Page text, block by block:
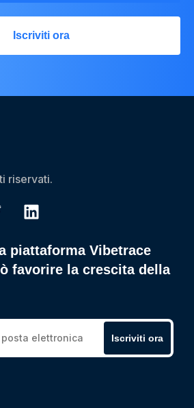
Iscriviti ora
riservati.
piattaforma Vibetrace
favorire la crescita della
Iscriviti ora